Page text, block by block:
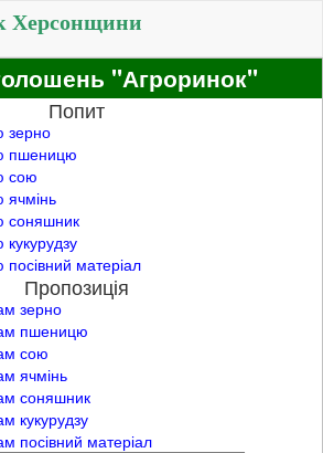
Херсонщини
"Агроринок"
Попит
зерно
пшеницю
сою
ячмінь
соняшник
посівний матеріал
Пропозиція
зерно
пшеницю
сою
ячмінь
соняшник
кукурудзу
посівний матеріал